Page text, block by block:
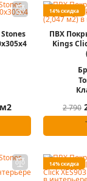
14% скидка
ПВХ
Kings
2 790
14% скидка